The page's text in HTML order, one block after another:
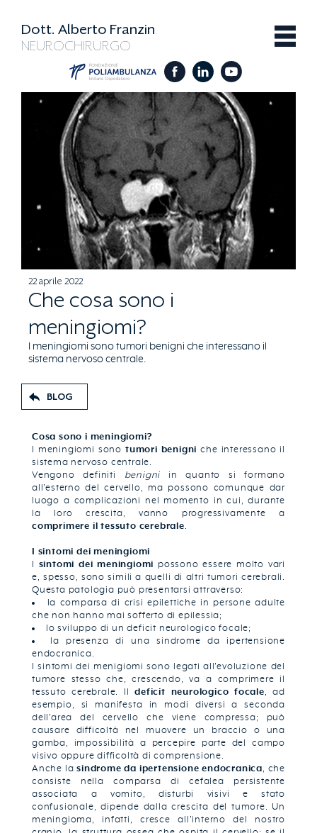
Dott. Alberto Franzin
NEUROCHIRURGO
22 aprile 2022
Che cosa sono i
meningiomi?
I meningiomi sono tumori benigni che interessano il
sistema nervoso centrale.
BLOG
Cosa sono i meningiomi?
I meningiomi sono tumori benigniche interessano il
sistema nervoso centrale.
Vengono definiti benigni in quanto si formano
all’esterno del cervello, ma possono comunque dar
luogo a complicazioni nel momento in cui, durante
la loro crescita, vanno progressivamente a
comprimere il tessuto cerebrale.
I sintomi dei meningiomi
I sintomi dei meningiomi possono essere molto vari
e, spesso, sono simili a quelli di altri tumori cerebrali.
Questa patologia può presentarsi attraverso:
la comparsa di crisi epilettiche in persone adulte
che non hanno mai sofferto di epilessia;
lo sviluppo di un deficit neurologico focale;
la presenza di una sindrome da ipertensione
endocranica.
I sintomi dei menigiomi sono legati all’evoluzione del
tumore stesso che, crescendo, va a comprimere il
tessuto cerebrale. Ildeficit neurologico focale, ad
esempio, si manifesta in modi diversi a seconda
dell’area del cervello che viene compressa; può
causare difficoltà nel muovere un braccio o una
gamba, impossibilità a percepire parte del campo
visivo oppure difficoltà di comprensione.
Anche lasindrome da ipertensione endocranica, che
consiste nella comparsa di cefalea persistente
associata a vomito, disturbi visivi e stato
confusionale, dipende dalla crescita del tumore. Un
meningioma, infatti, cresce all’interno del nostro